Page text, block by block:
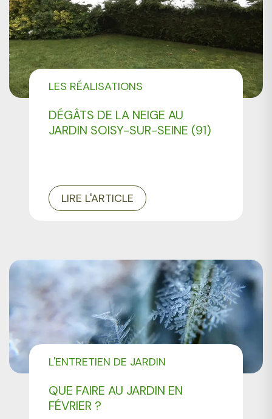
DÉGÂTS DE LA NEIGE AU
JARDIN SOISY-SUR-SEINE (91)
LES RÉALISATIONS
LIRE L'ARTICLE
QUE FAIRE AU JARDIN EN
FÉVRIER ?
L'ENTRETIEN DE JARDIN